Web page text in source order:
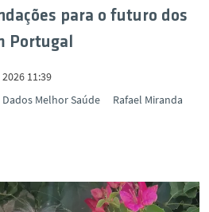
para o futuro dos
Portugal
11:39
Dados Melhor Saúde Rafael Miranda